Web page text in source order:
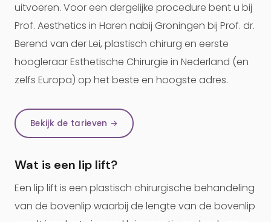
uitvoeren. Voor een dergelijke procedure bent u bij
Prof. Aesthetics in Haren nabij Groningen bij Prof. dr.
Berend van der Lei, plastisch chirurg en eerste
hoogleraar Esthetische Chirurgie in Nederland (en
zelfs Europa) op het beste en hoogste adres.
Bekijk de tarieven →
Wat is een lip lift?
Een lip lift is een plastisch chirurgische behandeling
van de bovenlip waarbij de lengte van de bovenlip